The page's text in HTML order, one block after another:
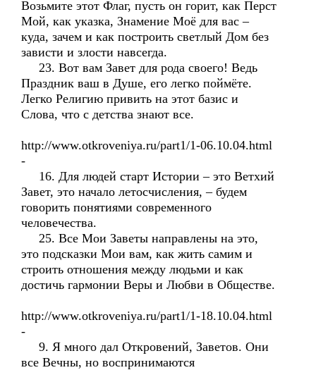
Возьмите этот Флаг, пусть он горит, как Перст
Мой, как указка, Знамение Моё для вас –
куда, зачем и как построить светлый Дом без
зависти и злости навсегда.
23. Вот вам Завет для рода своего! Ведь
Праздник ваш в Душе, его легко поймёте.
Легко Религию привить на этот базис и
Слова, что с детства знают все.
http://www.otkroveniya.ru/part1/1-06.10.04.html
-
16. Для людей старт Истории – это Ветхий
Завет, это начало летосчисления, – будем
говорить понятиями современного
человечества.
25. Все Мои Заветы направлены на это,
это подсказки Мои вам, как жить самим и
строить отношения между людьми и как
достичь гармонии Веры и Любви в Обществе.
http://www.otkroveniya.ru/part1/1-18.10.04.html
-
9. Я много дал Откровений, Заветов. Они
все Вечны, но воспринимаются